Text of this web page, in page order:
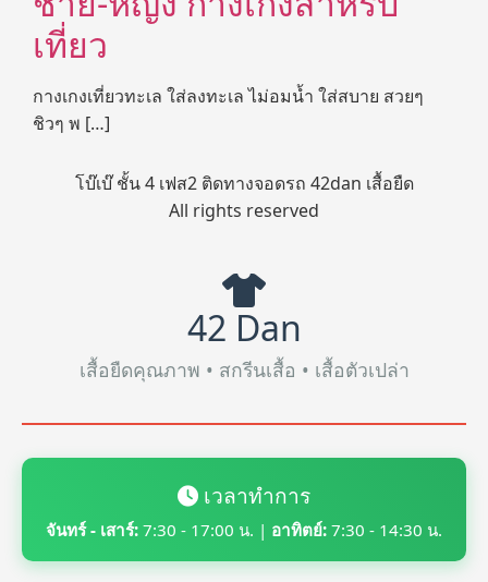
เที่ยว
กางเกงเที่ยวทะเล ใส่ลงทะเล ไม่อมน้ำ ใส่สบาย สวยๆ
ชิวๆ พ […]
โบ๊เบ๊ ชั้น 4 เฟส2 ติดทางจอดรถ 42dan เสื้อยืด
All rights reserved
42 Dan
เสื้อยืดคุณภาพ • สกรีนเสื้อ • เสื้อตัวเปล่า
เวลาทำการ
จันทร์ - เสาร์: 7:30 - 17:00 น. | อาทิตย์: 7:30 - 14:30 น.